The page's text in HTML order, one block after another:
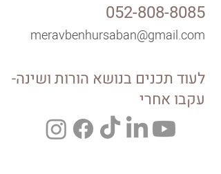
052-808-8085
meravbenhursaban@gmail.com
לעוד תכנים בנושא הורות ושינה-
עקבו אחרי